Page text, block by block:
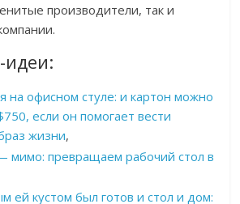
производители, так и
идеи:
на офисном стуле: и картон можно
если он помогает вести
жизни,
мимо: превращаем рабочий стол в
ей кустом был готов и стол и дом: